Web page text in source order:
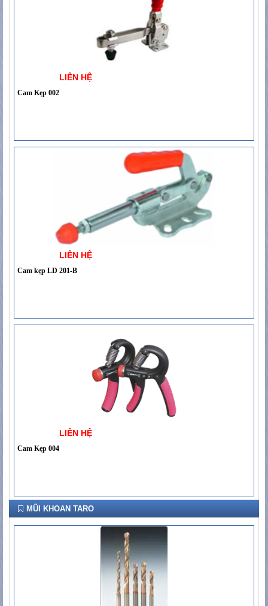
LIÊN HỆ
Cam Kẹp 002
LIÊN HỆ
Cam kẹp LD 201-B
LIÊN HỆ
Cam Kẹp 004
MŨI KHOAN TARO